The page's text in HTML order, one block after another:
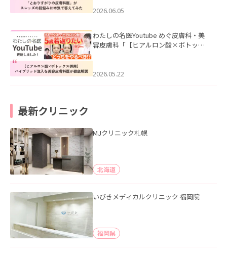
2026.06.05
わたしの名医Youtube めぐ皮膚科・美
容皮膚科「【ヒアルロン酸×ボトック
た。
2026.05.22
最新クリニック
MJクリニック札幌
北海道
いびきメディカルクリニック 福岡院
福岡県